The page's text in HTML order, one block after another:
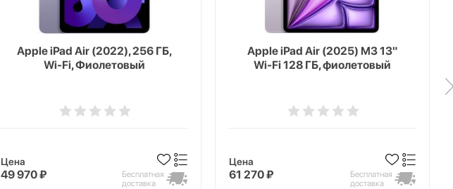
Apple iPad Air (2022), 256 ГБ,
Wi-Fi, Фиолетовый
Цена
49 970 ₽
Бесплатная
доставка
Apple iPad Air (2025) M3 13"
Wi-Fi 128 ГБ, фиолетовый
Цена
61 270 ₽
Бесплатная
доставка